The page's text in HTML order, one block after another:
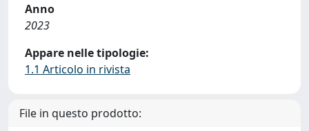
Anno
2023
Appare nelle tipologie:
1.1 Articolo in rivista
File in questo prodotto: